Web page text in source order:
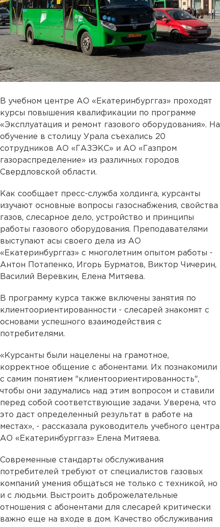
В учебном центре АО «Екатеринбурггаз» проходят
курсы повышения квалификации по программе
«Эксплуатация и ремонт газового оборудования». На
обучение в столицу Урала съехались 20
сотрудников АО «ГАЗЭКС» и АО «Газпром
газораспределение» из различных городов
Свердловской области.
Как сообщает пресс-служба холдинга, курсанты
изучают основные вопросы газоснабжения, свойства
газов, слесарное дело, устройство и принципы
работы газового оборудования. Преподавателями
выступают асы своего дела из АО
«Екатеринбурггаз» с многолетним опытом работы -
Антон Потапенко, Игорь Бурматов, Виктор Чичерин,
Василий Веревкин, Елена Митяева.
В программу курса также включены занятия по
клиентоориентированности - слесарей знакомят с
основами успешного взаимодействия с
потребителями.
«Курсанты были нацелены на грамотное,
корректное общение с абонентами. Их познакомили
с самим понятием "клиентоориентированность",
чтобы они задумались над этим вопросом и ставили
перед собой соответствующие задачи. Уверена, что
это даст определенный результат в работе на
местах», - рассказала руководитель учебного центра
АО «Екатеринбурггаз» Елена Митяева.
Современные стандарты обслуживания
потребителей требуют от специалистов газовых
компаний умения общаться не только с техникой, но
и с людьми. Выстроить доброжелательные
отношения с абонентами для слесарей критически
важно еще на входе в дом. Качество обслуживания